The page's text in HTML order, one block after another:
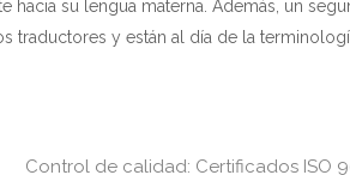
su lengua materna. Además, un
traductores y están al día de la
Control de calidad: Certificados ISO